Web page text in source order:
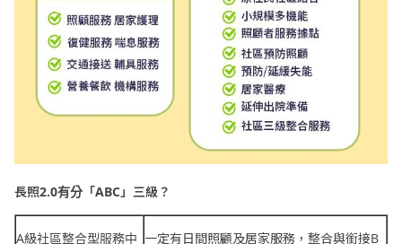
長照2.0有分「ABC」三級？
A級社區整合型服務中 一定有日間照顧及居家服務，整合與銜接B